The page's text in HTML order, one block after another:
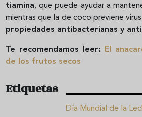
tiamina, que puede ayudar a
mientras que la de coco previene
propiedades antibacterianas y
Te recomendamos leer:
El
de los frutos secos
Etiquetas
Día Mundial de la